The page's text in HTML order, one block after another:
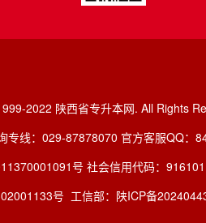
2022 陕西省专升本网. All Rights
专线：029-87878070 官方客服QQ：
号 社会信用代码：
号 工信部：陕ICP备